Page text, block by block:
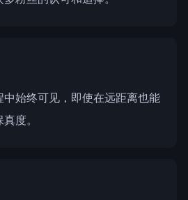
始终可见，即使在远距离也能
度。